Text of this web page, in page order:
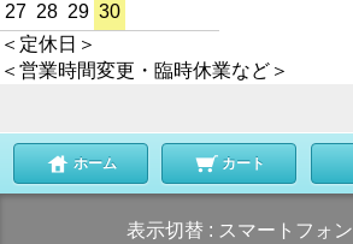
27 28 29 30
＜定休日＞
＜営業時間変更・臨時休業など＞
ホーム カート
表示切替 : スマートフォン